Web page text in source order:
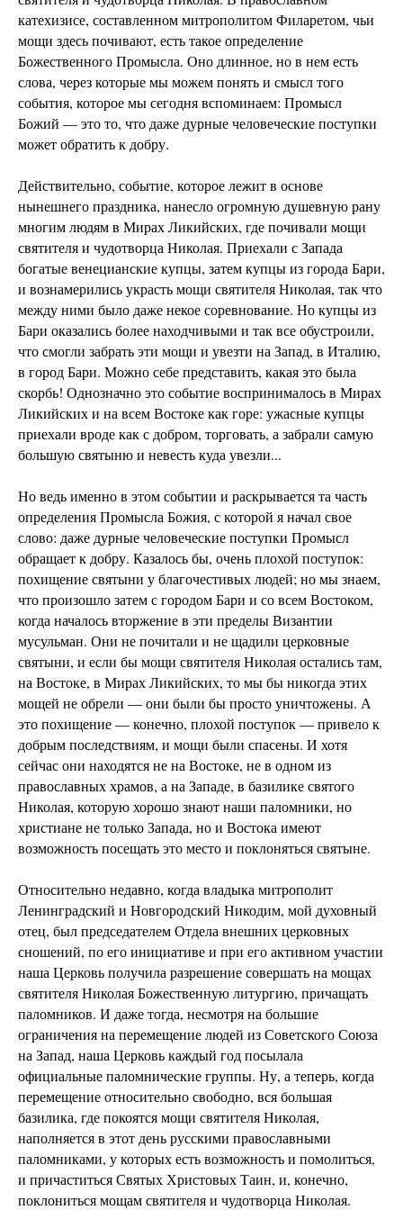
катехизисе, составленном митрополитом Филаретом, чьи
мощи здесь почивают, есть такое определение
Божественного Промысла. Оно длинное, но в нем есть
слова, через которые мы можем понять и смысл того
события, которое мы сегодня вспоминаем: Промысл
Божий — это то, что даже дурные человеческие поступки
может обратить к добру.
Действительно, событие, которое лежит в основе
нынешнего праздника, нанесло огромную душевную рану
многим людям в Мирах Ликийских, где почивали мощи
святителя и чудотворца Николая. Приехали с Запада
богатые венецианские купцы, затем купцы из города Бари,
и вознамерились украсть мощи святителя Николая, так что
между ними было даже некое соревнование. Но купцы из
Бари оказались более находчивыми и так все обустроили,
что смогли забрать эти мощи и увезти на Запад, в Италию,
в город Бари. Можно себе представить, какая это была
скорбь! Однозначно это событие воспринималось в Мирах
Ликийских и на всем Востоке как горе: ужасные купцы
приехали вроде как с добром, торговать, а забрали самую
большую святыню и невесть куда увезли...
Но ведь именно в этом событии и раскрывается та часть
определения Промысла Божия, с которой я начал свое
слово: даже дурные человеческие поступки Промысл
обращает к добру. Казалось бы, очень плохой поступок:
похищение святыни у благочестивых людей; но мы знаем,
что произошло затем с городом Бари и со всем Востоком,
когда началось вторжение в эти пределы Византии
мусульман. Они не почитали и не щадили церковные
святыни, и если бы мощи святителя Николая остались там,
на Востоке, в Мирах Ликийских, то мы бы никогда этих
мощей не обрели — они были бы просто уничтожены. А
это похищение — конечно, плохой поступок — привело к
добрым последствиям, и мощи были спасены. И хотя
сейчас они находятся не на Востоке, не в одном из
православных храмов, а на Западе, в базилике святого
Николая, которую хорошо знают наши паломники, но
христиане не только Запада, но и Востока имеют
возможность посещать это место и поклоняться святыне.
Относительно недавно, когда владыка митрополит
Ленинградский и Новгородский Никодим, мой духовный
отец, был председателем Отдела внешних церковных
сношений, по его инициативе и при его активном участии
наша Церковь получила разрешение совершать на мощах
святителя Николая Божественную литургию, причащать
паломников. И даже тогда, несмотря на большие
ограничения на перемещение людей из Советского Союза
на Запад, наша Церковь каждый год посылала
официальные паломнические группы. Ну, а теперь, когда
перемещение относительно свободно, вся большая
базилика, где покоятся мощи святителя Николая,
наполняется в этот день русскими православными
паломниками, у которых есть возможность и помолиться,
и причаститься Святых Христовых Таин, и, конечно,
поклониться мощам святителя и чудотворца Николая.